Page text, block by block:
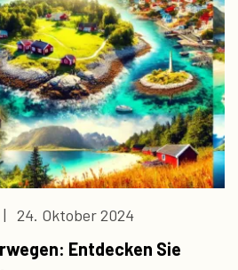
| 24. Oktober 2024
Entdecken Sie